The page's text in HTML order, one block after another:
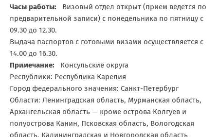
Часы работы: Визовый отдел открыт (прием ведется по
предварительной записи) с понедельника по пятницу с
09.30 до 12.30.
Выдача паспортов с готовыми визами осуществляется с
14.00 до 16.30.
Примечание:
Консульские округа
Республики: Республика Карелия
Город федерального значения: Санкт-Петербург
Области: Ленинградская область, Мурманская область,
Архангельская область — кроме острова Колгуев и
полуострова Канин, Псковская область, Вологодская
область, Калининградская и Новгородская область